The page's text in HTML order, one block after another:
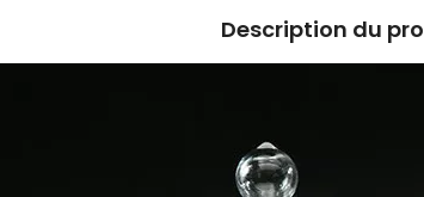
Description du